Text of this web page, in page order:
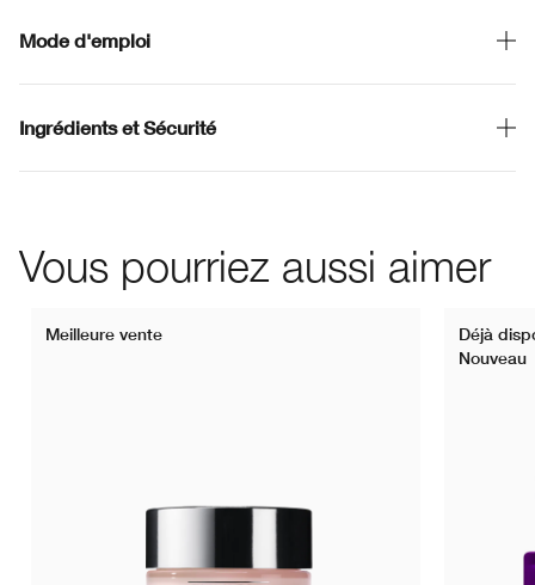
Mode d'emploi
Ingrédients et Sécurité
Vous pourriez aussi aimer
Meilleure vente
Déjà
Nouveau